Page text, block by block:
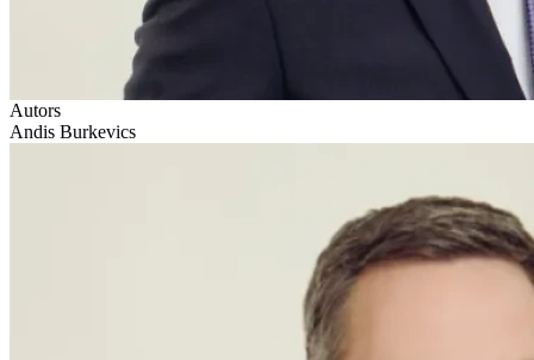
Autors
Andis Burkevics